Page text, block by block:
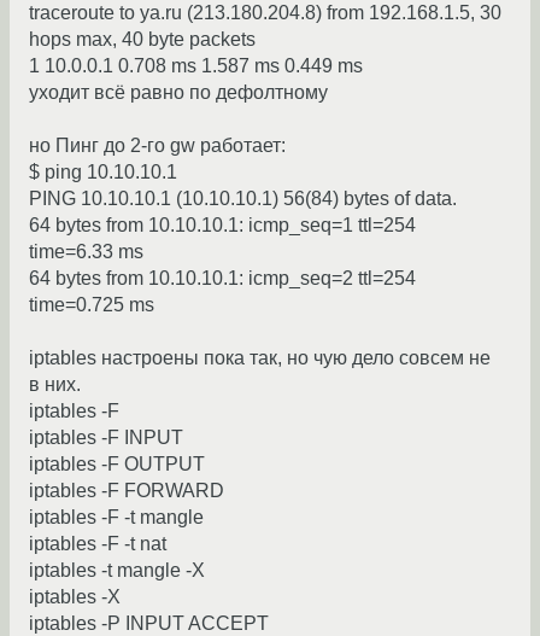
traceroute to ya.ru (213.180.204.8) from 192.168.1.5, 30
hops max, 40 byte packets
1 10.0.0.1 0.708 ms 1.587 ms 0.449 ms
уходит всё равно по дефолтному
но Пинг до 2-го gw работает:
$ ping 10.10.10.1
PING 10.10.10.1 (10.10.10.1) 56(84) bytes of data.
64 bytes from 10.10.10.1: icmp_seq=1 ttl=254
time=6.33 ms
64 bytes from 10.10.10.1: icmp_seq=2 ttl=254
time=0.725 ms
iptables настроены пока так, но чую дело совсем не
в них.
iptables -F
iptables -F INPUT
iptables -F OUTPUT
iptables -F FORWARD
iptables -F -t mangle
iptables -F -t nat
iptables -t mangle -X
iptables -X
iptables -P INPUT ACCEPT